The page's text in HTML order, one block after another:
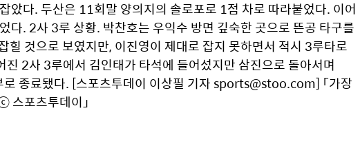
았다. 두산은 11회말 양의지의 솔로포로 1점 차로 따라붙었다. 이어
다. 2사 3루 상황. 박찬호는 우익수 방면 깊숙한 곳으로 뜬공 타구를
힐 것으로 보였지만, 이진영이 제대로 잡지 못하면서 적시 3루타로
2사 3루에서 김인태가 타석에 들어섰지만 삼진으로 돌아서며
종료됐다. [스포츠투데이 이상필 기자 sports@stoo.com] 「가장
스포츠투데이」